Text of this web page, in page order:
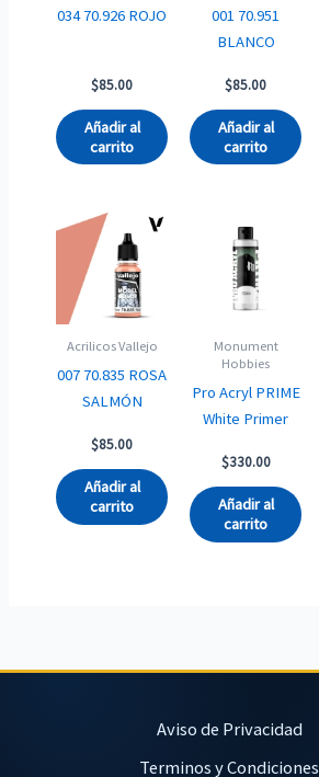
034 70.926 ROJO
$85.00
Añadir al
carrito
001 70.951
BLANCO
$85.00
Añadir al
carrito
Acrilicos Vallejo
007 70.835 ROSA
SALMÓN
$85.00
Añadir al
carrito
Monument
Hobbies
Pro Acryl PRIME
White Primer
$330.00
Añadir al
carrito
Aviso de Privacidad
Terminos y Condiciones